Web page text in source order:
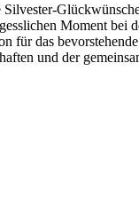
Moment bei
für das
und der